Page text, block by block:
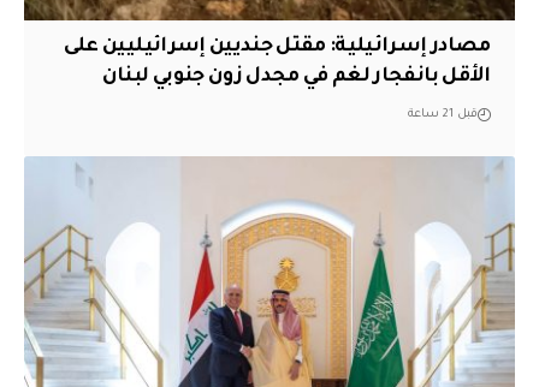
مصادر إسرائيلية: مقتل جنديين إسرائيليين على
الأقل بانفجار لغم في مجدل زون جنوبي لبنان
قبل 21 ساعة